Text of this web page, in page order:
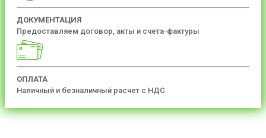
ДОКУМЕНТАЦИЯ
Предоставляем договор, акты и счета-фактуры
ОПЛАТА
Наличный и безналичный расчет с НДС